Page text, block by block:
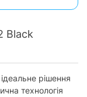
роз'єм
Black
рішення
технологія